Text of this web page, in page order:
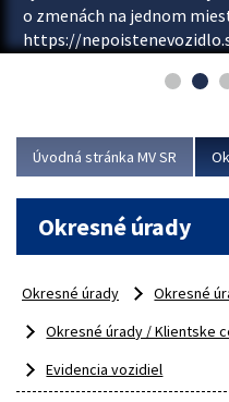
o zmenách na jednom
https://
asociácie poisťovní
Viac
Úvodná stránka MV SR
Okresné úrady
Okresné úrady
Okresné
Okresné úrady / Klientske
Evidencia vozidiel